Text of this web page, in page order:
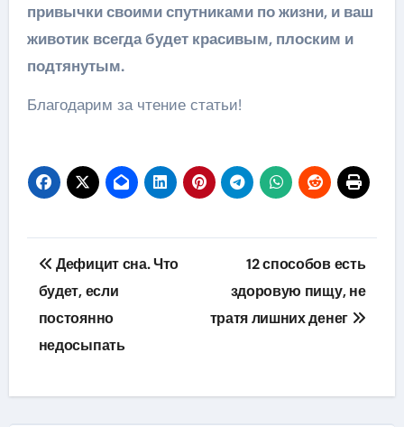
привычки своими спутниками по жизни, и ваш
животик всегда будет красивым, плоским и
подтянутым.
Благодарим за чтение статьи!
Навигация
по
записям
Дефицит сна. Что
будет, если
постоянно
недосыпать
12 способов есть
здоровую пищу, не
тратя лишних денег